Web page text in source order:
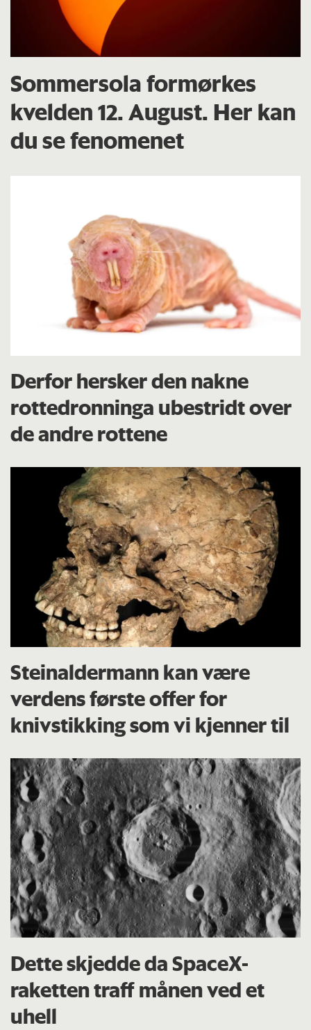
Sommersola formørkes
kvelden 12. August. Her kan
du se fenomenet
Derfor hersker den nakne
rottedronninga ubestridt over
de andre rottene
Steinaldermann kan være
verdens første offer for
knivstikking som vi kjenner til
Dette skjedde da SpaceX-
raketten traff månen ved et
uhell